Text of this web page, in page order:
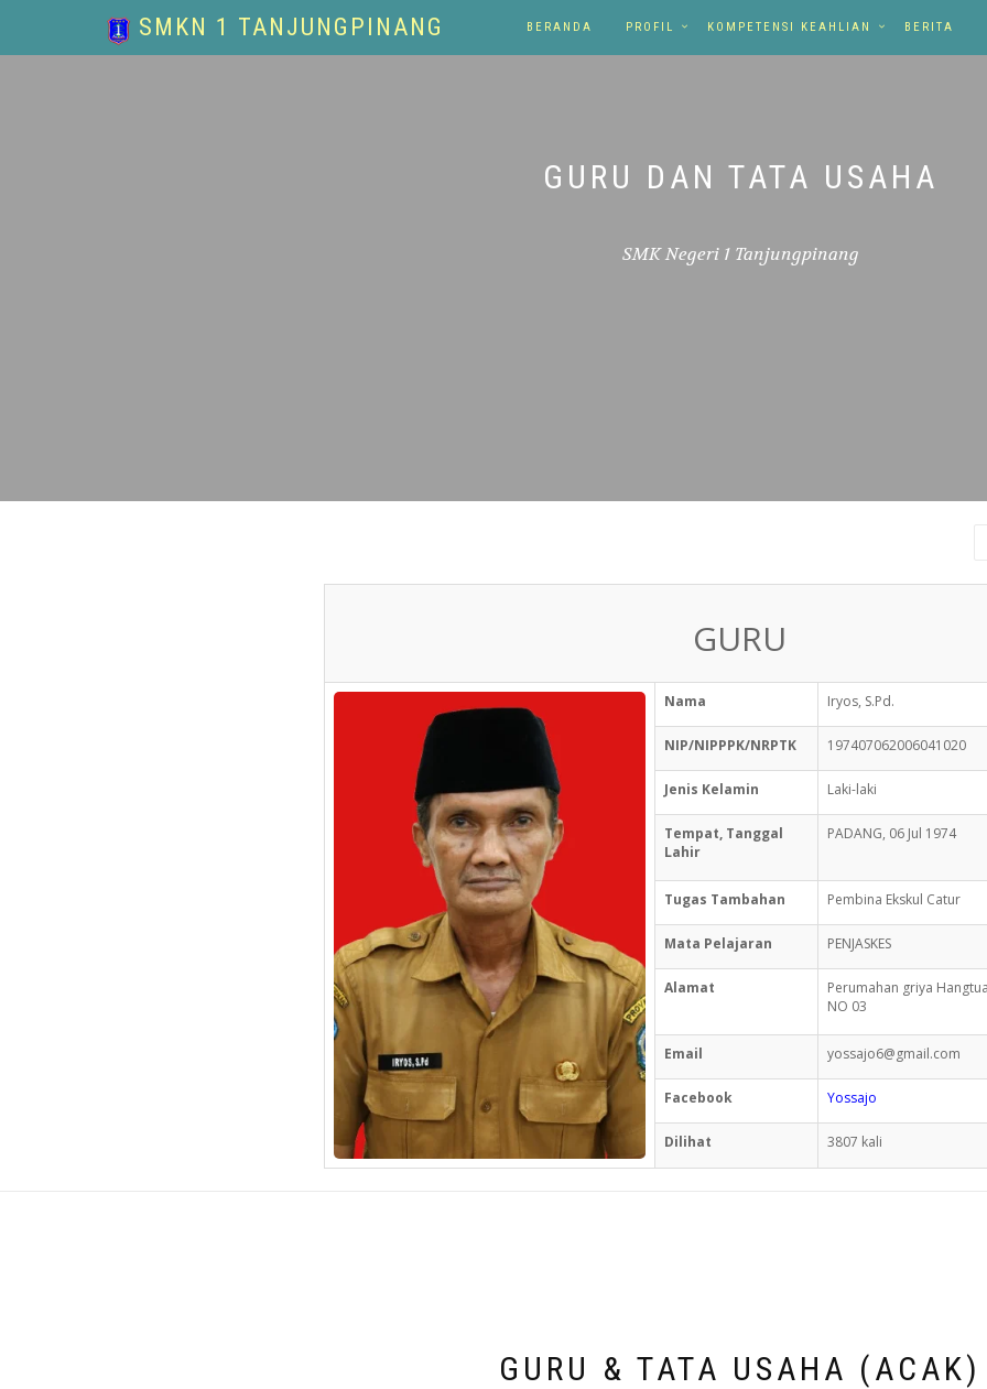
SMKN 1 TANJUNGPINANG BERANDA PROFIL KOMPETENSI KEAHLIAN BERITA
GURU DAN TATA USAHA
SMK Negeri 1 Tanjungpinang
GURU
Nama Iryos, S.Pd.
NIP/NIPPPK/NRPTK 197407062006041020
Jenis Kelamin Laki-laki
Tempat, Tanggal
Lahir
PADANG, 06 Jul 1974
Tugas Tambahan Pembina Ekskul Catur
Mata Pelajaran PENJASKES
Alamat
Perumahan griya
NO 03
Email yossajo6@gmail.com
Facebook Yossajo
Dilihat 3807 kali
GURU & TATA USAHA (ACAK)